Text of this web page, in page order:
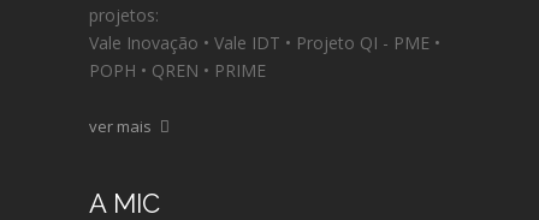
projetos:
Vale Inovação • Vale IDT • Projeto QI - PME •
POPH • QREN • PRIME
ver mais
A MIC